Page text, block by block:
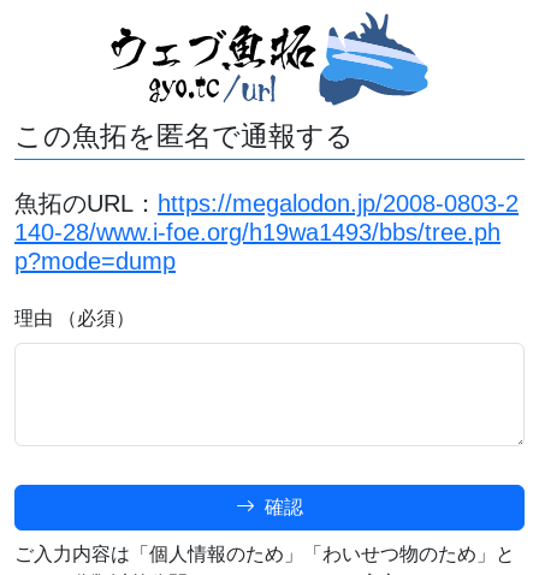
この魚拓を匿名で通報する
魚拓のURL： https://megalodon.jp/2008-0803-2
140-28/www.i-foe.org/h19wa1493/bbs/tree.ph
p?mode=dump
理由 （必須）
確認
ご入力内容は「個人情報のため」「わいせつ物のため」と